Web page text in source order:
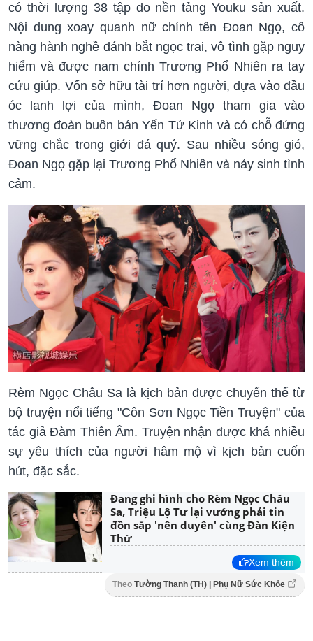
có thời lượng 38 tập do nền tảng Youku sản xuất.
Nội dung xoay quanh nữ chính tên Đoan Ngọ, cô
nàng hành nghề đánh bắt ngọc trai, vô tình gặp nguy
hiểm và được nam chính Trương Phổ Nhiên ra tay
cứu giúp. Vốn sở hữu tài trí hơn người, dựa vào đầu
óc lanh lợi của mình, Đoan Ngọ tham gia vào
thương đoàn buôn bán Yến Tử Kinh và có chỗ đứng
vững chắc trong giới đá quý. Sau nhiều sóng gió,
Đoan Ngọ gặp lại Trương Phổ Nhiên và nảy sinh tình
cảm.
Rèm Ngọc Châu Sa là kịch bản được chuyển thể từ
bộ truyện nổi tiếng "Côn Sơn Ngọc Tiền Truyện" của
tác giả Đàm Thiên Âm. Truyện nhận được khá nhiều
sự yêu thích của người hâm mộ vì kịch bản cuốn
hút, đặc sắc.
Đang ghi hình cho Rèm Ngọc Châu
Sa, Triệu Lộ Tư lại vướng phải tin
đồn sắp 'nên duyên' cùng Đàn Kiện
Thứ
Xem thêm
Theo Tường Thanh (TH) | Phụ Nữ Sức Khỏe